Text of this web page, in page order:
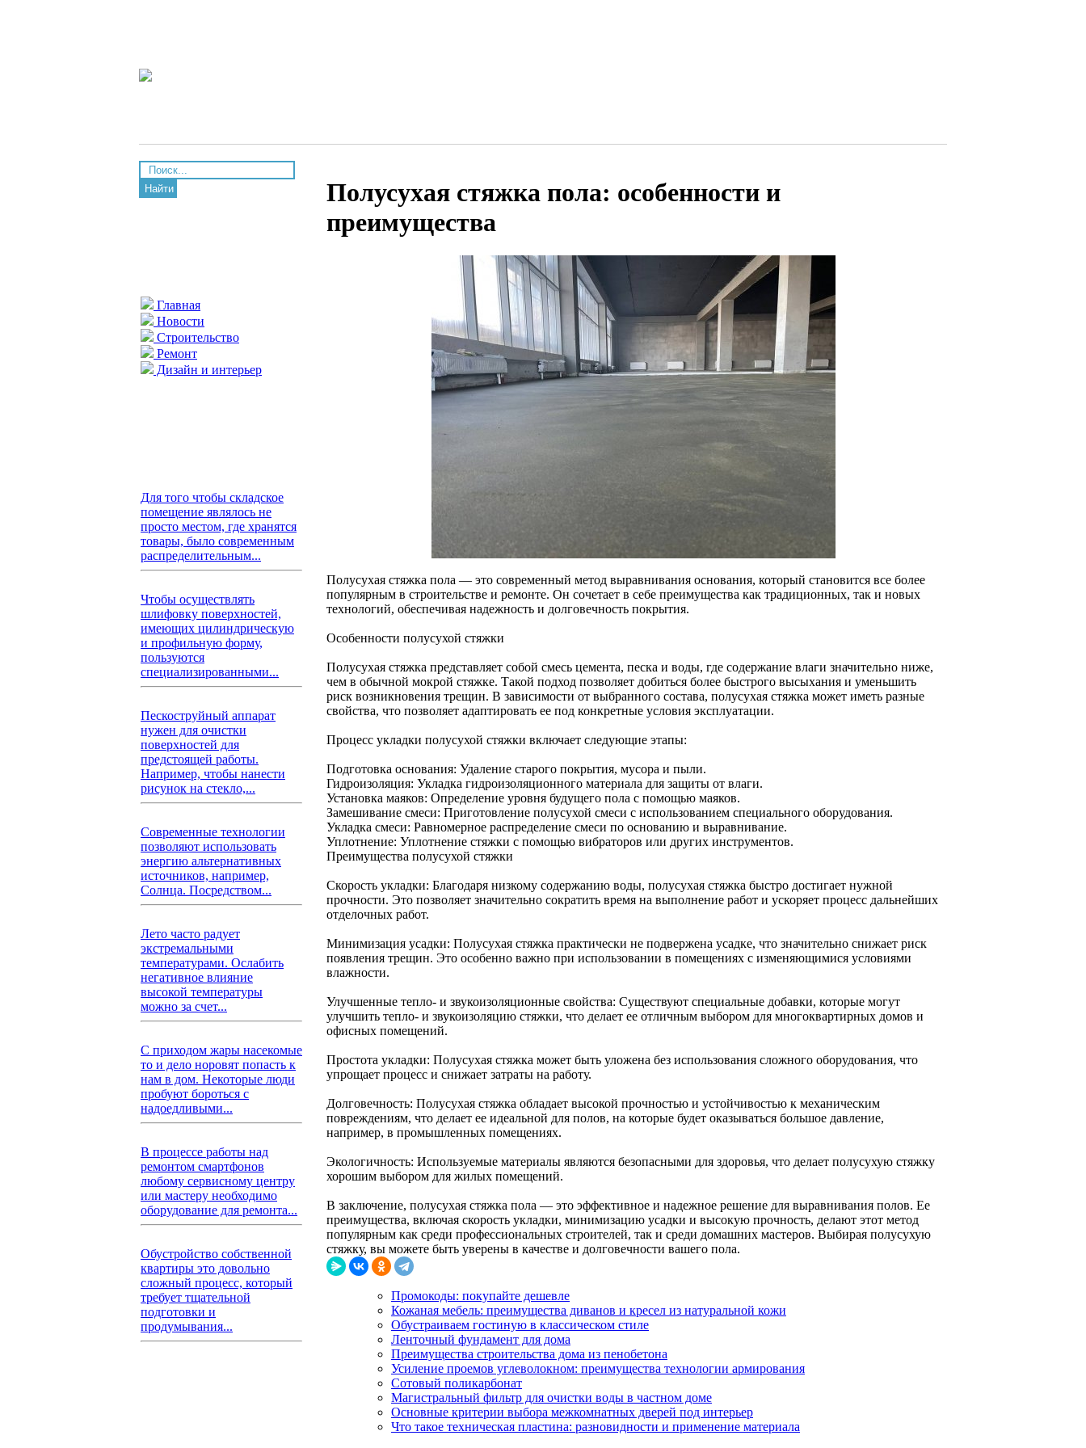
Найти
Главная
Новости
Строительство
Ремонт
Дизайн и интерьер
Для того чтобы складское
помещение являлось не
просто местом, где хранятся
товары, было современным
распределительным...
Чтобы осуществлять
шлифовку поверхностей,
имеющих цилиндрическую
и профильную форму,
пользуются
специализированными...
Пескоструйный аппарат
нужен для очистки
поверхностей для
предстоящей работы.
Например, чтобы нанести
рисунок на стекло,...
Современные технологии
позволяют использовать
энергию альтернативных
источников, например,
Солнца. Посредством...
Лето часто радует
экстремальными
температурами. Ослабить
негативное влияние
высокой температуры
можно за счет...
С приходом жары насекомые
то и дело норовят попасть к
нам в дом. Некоторые люди
пробуют бороться с
надоедливыми...
В процессе работы над
ремонтом смартфонов
любому сервисному центру
или мастеру необходимо
оборудование для ремонта...
Обустройство собственной
квартиры это довольно
сложный процесс, который
требует тщательной
подготовки и
продумывания...
Полусухая стяжка пола: особенности и
преимущества
Полусухая стяжка пола — это современный метод выравнивания основания, который становится все более
популярным в строительстве и ремонте. Он сочетает в себе преимущества как традиционных, так и новых
технологий, обеспечивая надежность и долговечность покрытия.
Особенности полусухой стяжки
Полусухая стяжка представляет собой смесь цемента, песка и воды, где содержание влаги значительно ниже,
чем в обычной мокрой стяжке. Такой подход позволяет добиться более быстрого высыхания и уменьшить
риск возникновения трещин. В зависимости от выбранного состава, полусухая стяжка может иметь разные
свойства, что позволяет адаптировать ее под конкретные условия эксплуатации.
Процесс укладки полусухой стяжки включает следующие этапы:
Подготовка основания: Удаление старого покрытия, мусора и пыли.
Гидроизоляция: Укладка гидроизоляционного материала для защиты от влаги.
Установка маяков: Определение уровня будущего пола с помощью маяков.
Замешивание смеси: Приготовление полусухой смеси с использованием специального оборудования.
Укладка смеси: Равномерное распределение смеси по основанию и выравнивание.
Уплотнение: Уплотнение стяжки с помощью вибраторов или других инструментов.
Преимущества полусухой стяжки
Скорость укладки: Благодаря низкому содержанию воды, полусухая стяжка быстро достигает нужной
прочности. Это позволяет значительно сократить время на выполнение работ и ускоряет процесс дальнейших
отделочных работ.
Минимизация усадки: Полусухая стяжка практически не подвержена усадке, что значительно снижает риск
появления трещин. Это особенно важно при использовании в помещениях с изменяющимися условиями
влажности.
Улучшенные тепло- и звукоизоляционные свойства: Существуют специальные добавки, которые могут
улучшить тепло- и звукоизоляцию стяжки, что делает ее отличным выбором для многоквартирных домов и
офисных помещений.
Простота укладки: Полусухая стяжка может быть уложена без использования сложного оборудования, что
упрощает процесс и снижает затраты на работу.
Долговечность: Полусухая стяжка обладает высокой прочностью и устойчивостью к механическим
повреждениям, что делает ее идеальной для полов, на которые будет оказываться большое давление,
например, в промышленных помещениях.
Экологичность: Используемые материалы являются безопасными для здоровья, что делает полусухую стяжку
хорошим выбором для жилых помещений.
В заключение, полусухая стяжка пола — это эффективное и надежное решение для выравнивания полов. Ее
преимущества, включая скорость укладки, минимизацию усадки и высокую прочность, делают этот метод
популярным как среди профессиональных строителей, так и среди домашних мастеров. Выбирая полусухую
стяжку, вы можете быть уверены в качестве и долговечности вашего пола.
Промокоды: покупайте дешевле
Кожаная мебель: преимущества диванов и кресел из натуральной кожи
Обустраиваем гостиную в классическом стиле
Ленточный фундамент для дома
Преимущества строительства дома из пенобетона
Усиление проемов углеволокном: преимущества технологии армирования
Сотовый поликарбонат
Магистральный фильтр для очистки воды в частном доме
Основные критерии выбора межкомнатных дверей под интерьер
Что такое техническая пластина: разновидности и применение материала